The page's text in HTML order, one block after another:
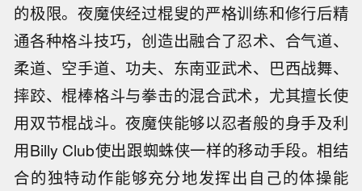
的极限。夜魔侠经过棍叟的严格训练和修行后精
通各种格斗技巧，创造出融合了忍术、合气道、
柔道、空手道、功夫、东南亚武术、巴西战舞、
摔跤、棍棒格斗与拳击的混合武术，尤其擅长使
用双节棍战斗。夜魔侠能够以忍者般的身手及利
用Billy Club使出跟蜘蛛侠一样的移动手段。相结
合的独特动作能够充分地发挥出自己的体操能